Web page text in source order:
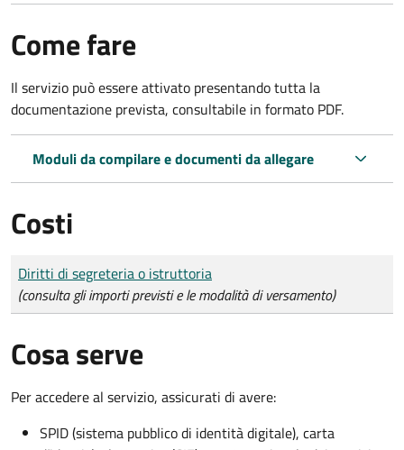
Come fare
Il servizio può essere attivato presentando tutta la
documentazione prevista, consultabile in formato PDF.
Moduli da compilare e documenti da allegare
Costi
Tipo di pagamento
Importo
Diritti di segreteria o istruttoria
(consulta gli importi previsti e le modalità di versamento)
Cosa serve
Per accedere al servizio, assicurati di avere:
SPID (sistema pubblico di identità digitale), carta